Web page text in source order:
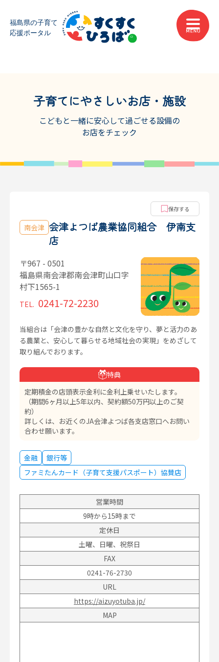
子育てにやさしいお店・施設
こどもと一緒に安心して過ごせる設備の
お店をチェック
保存する
南会津 会津よつば農業協同組合 伊南支
店
〒967 - 0501
福島県南会津郡南会津町山口字
村下1565-1
TEL. 0241-72-2230
当組合は「会津の豊かな自然と文化を守り、夢と活力のあ
る農業と、安心して暮らせる地域社会の実現」をめざして
取り組んでおります。
特典
定期積金の店頭表示金利に金利上乗せいたします。
（期間6ヶ月以上5年以内、契約額50万円以上のご契
約）
詳しくは、お近くのJA会津よつば各支店窓口へお問い
合わせ願います。
金融
銀行等
ファミたんカード（子育て支援パスポート）協賛店
営業時間
9時から15時まで
定休日
土曜、日曜、祝祭日
FAX
0241-76-2730
URL
https://aizuyotuba.jp/
MAP